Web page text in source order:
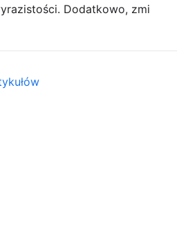
Dodatkowo, zmi